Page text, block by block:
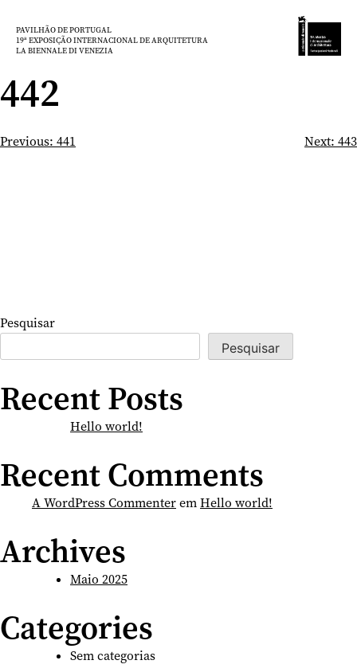
paraPAVILHÃO DE PORTUGAL
19ª EXPOSIÇÃO INTERNACIONAL DE ARQUITETURA
LA BIENNALE DI VENEZIA
442
Navegação
Previous: 441 Next: 443
Pesquisar
Pesquisar
Recent Posts
Hello world!
Recent Comments
A WordPress CommenteremHello world!
Archives
Maio 2025
Categories
Sem categorias